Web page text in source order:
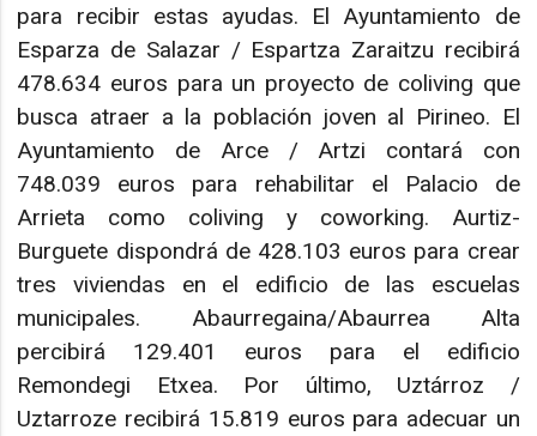
para recibir estas ayudas. El Ayuntamiento de
Esparza de Salazar / Espartza Zaraitzu recibirá
478.634 euros para un proyecto de coliving que
busca atraer a la población joven al Pirineo. El
Ayuntamiento de Arce / Artzi contará con
748.039 euros para rehabilitar el Palacio de
Arrieta como coliving y coworking. Aurtiz-
Burguete dispondrá de 428.103 euros para crear
tres viviendas en el edificio de las escuelas
municipales. Abaurregaina/Abaurrea Alta
percibirá 129.401 euros para el edificio
Remondegi Etxea. Por último, Uztárroz /
Uztarroze recibirá 15.819 euros para adecuar un